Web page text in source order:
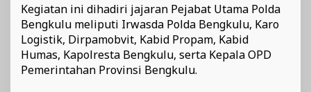
Kegiatan ini dihadiri jajaran Pejabat Utama Polda
Bengkulu meliputi Irwasda Polda Bengkulu, Karo
Logistik, Dirpamobvit, Kabid Propam, Kabid
Humas, Kapolresta Bengkulu, serta Kepala OPD
Pemerintahan Provinsi Bengkulu.